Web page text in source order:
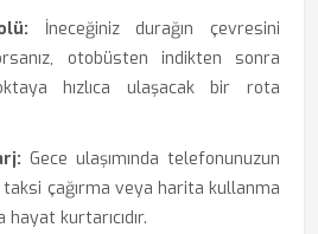
İneceğiniz durağın çevresini
otobüsten indikten sonra
hızlıca ulaşacak bir rota
Gece ulaşımında telefonunuzun
taksi çağırma veya harita kullanma
kurtarıcıdır.